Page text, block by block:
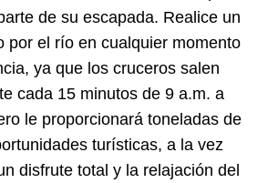
de su escapada. Realice un
por el río en cualquier momento
ya que los cruceros salen
cada 15 minutos de 9 a.m. a
le proporcionará toneladas de
turísticas, a la vez
disfrute total y la relajación del